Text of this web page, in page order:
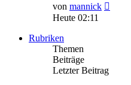
von mannick
Heute 02:11
Rubriken
Themen
Beiträge
Letzter Beitrag